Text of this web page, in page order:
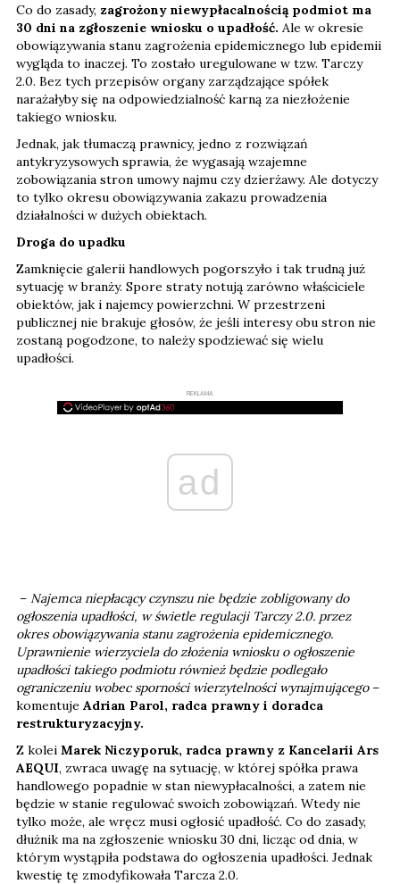
Co do zasady, zagrożony niewypłacalnością podmiot ma
30 dni na zgłoszenie wniosku o upadłość. Ale w okresie
obowiązywania stanu zagrożenia epidemicznego lub epidemii
wygląda to inaczej. To zostało uregulowane w tzw. Tarczy
2.0. Bez tych przepisów organy zarządzające spółek
narażałyby się na odpowiedzialność karną za niezłożenie
takiego wniosku.
Jednak, jak tłumaczą prawnicy, jedno z rozwiązań
antykryzysowych sprawia, że wygasają wzajemne
zobowiązania stron umowy najmu czy dzierżawy. Ale dotyczy
to tylko okresu obowiązywania zakazu prowadzenia
działalności w dużych obiektach.
Droga do upadku
Zamknięcie galerii handlowych pogorszyło i tak trudną już
sytuację w branży. Spore straty notują zarówno właściciele
obiektów, jak i najemcy powierzchni. W przestrzeni
publicznej nie brakuje głosów, że jeśli interesy obu stron nie
zostaną pogodzone, to należy spodziewać się wielu
upadłości.
REKLAMA
ad
– Najemca niepłacący czynszu nie będzie zobligowany do
ogłoszenia upadłości, w świetle regulacji Tarczy 2.0. przez
okres obowiązywania stanu zagrożenia epidemicznego.
Uprawnienie wierzyciela do złożenia wniosku o ogłoszenie
upadłości takiego podmiotu również będzie podlegało
ograniczeniu wobec sporności wierzytelności wynajmującego–
komentuje Adrian Parol, radca prawny i doradca
restrukturyzacyjny.
Z kolei Marek Niczyporuk, radca prawny z Kancelarii Ars
AEQUI, zwraca uwagę na sytuację, w której spółka prawa
handlowego popadnie w stan niewypłacalności, a zatem nie
będzie w stanie regulować swoich zobowiązań. Wtedy nie
tylko może, ale wręcz musi ogłosić upadłość. Co do zasady,
dłużnik ma na zgłoszenie wniosku 30 dni, licząc od dnia, w
którym wystąpiła podstawa do ogłoszenia upadłości. Jednak
kwestię tę zmodyfikowała Tarcza 2.0.